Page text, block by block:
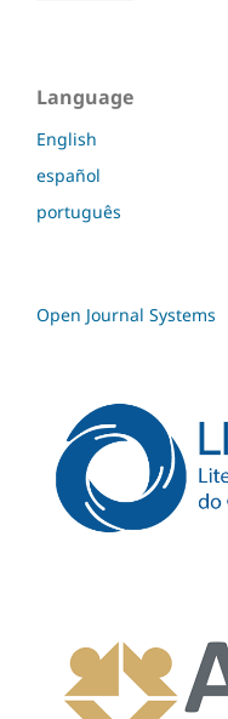
Language
English
español
português
Open Journal Systems